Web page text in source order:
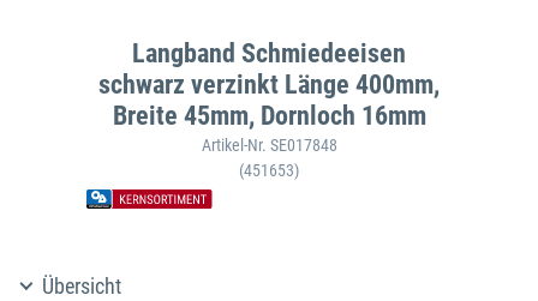
Langband Schmiedeeisen
schwarz verzinkt Länge 400mm,
Breite 45mm, Dornloch 16mm
Artikel-Nr. SE017848
(451653)
Übersicht